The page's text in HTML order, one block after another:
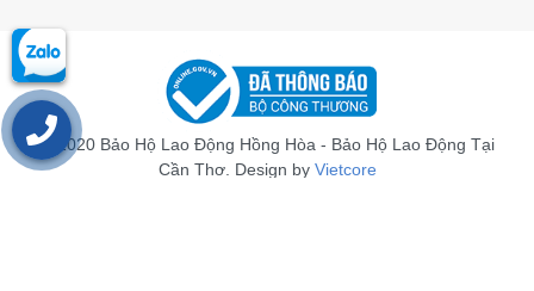
© 2020 Bảo Hộ Lao Động Hồng Hòa - Bảo Hộ Lao Động Tại
Cần Thơ. Design by Vietcore